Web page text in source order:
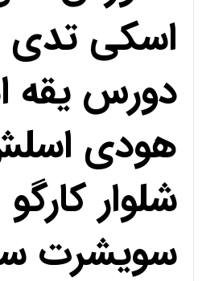
اسکی تدی
دورس یقه
هودی
شلوار کارگو
سویشرت